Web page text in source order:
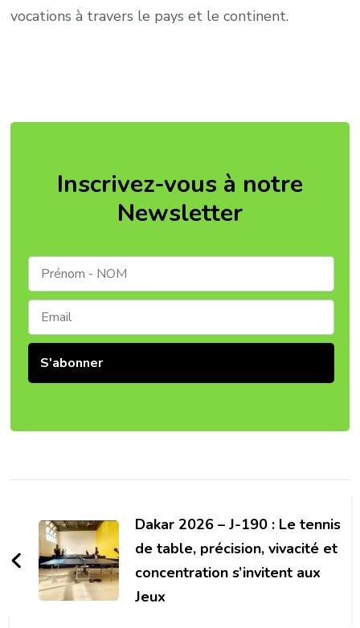
vocations à travers le pays et le continent.
Inscrivez-vous à notre
Newsletter
NavigationDakar 2026 – J-190 : Le tennis
de table, précision, vivacité et
concentration s’invitent aux
Jeux